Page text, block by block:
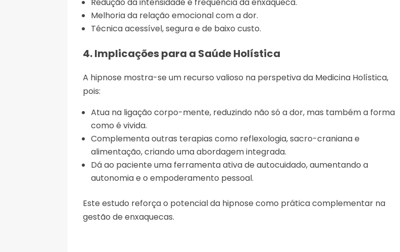
Melhoria da relação emocional com a dor.
Técnica acessível, segura e de baixo custo.
4. Implicações para a Saúde Holística
A hipnose mostra-se um recurso valioso na perspetiva da Medicina Holística,
pois:
Atua na ligação corpo-mente, reduzindo não só a dor, mas também a forma
como é vivida.
Complementa outras terapias como reflexologia, sacro-craniana e
alimentação, criando uma abordagem integrada.
Dá ao paciente uma ferramenta ativa de autocuidado, aumentando a
autonomia e o empoderamento pessoal.
Este estudo reforça o potencial da hipnose como prática complementar na
gestão de enxaquecas.